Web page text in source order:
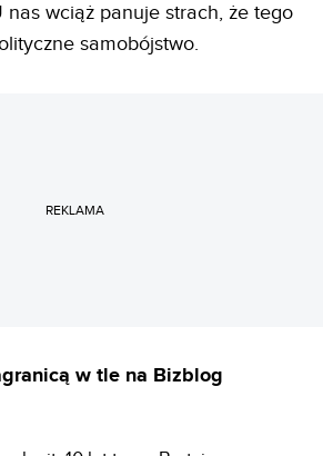
nas wciąż panuje strach, że tego
samobójstwo.
REKLAMA
w tle na Bizblog